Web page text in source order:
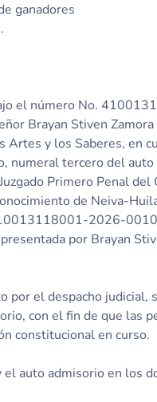
ganadores
el número No.
Brayan Stiven
Artes y los Saberes, en
numeral tercero del
Primero Penal del
de Neiva-
2026-
por Brayan
por el despacho judicial,
con el fin de que las
constitucional en curso.
auto admisorio en los